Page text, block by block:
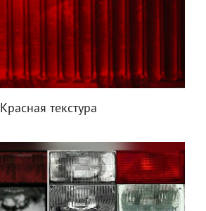
Красная текстура